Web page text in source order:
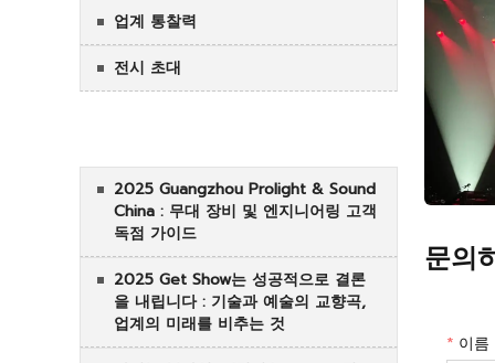
업계 통찰력
전시 초대
2025 Guangzhou Prolight & Sound
China : 무대 장비 및 엔지니어링 고객
독점 가이드
2025 Get Show는 성공적으로 결론
을 내립니다 : 기술과 예술의 교향곡,
업계의 미래를 비추는 것
문의
* 이름